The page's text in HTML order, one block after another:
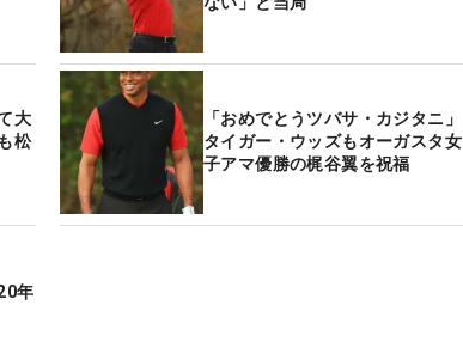
大
松
「おめでとうツバサ・カジタニ」
タイガー・ウッズもオーガスタ女
子アマ優勝の梶谷翼を祝福
年